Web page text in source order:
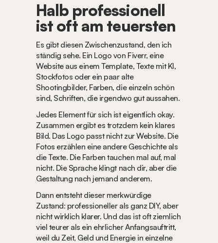
Halb professionell
ist oft am teuersten
Es gibt diesen Zwischenzustand, den ich
ständig sehe. Ein Logo von Fiverr, eine
Website aus einem Template, Texte mit KI,
Stockfotos oder ein paar alte
Shootingbilder, Farben, die einzeln schön
sind, Schriften, die irgendwo gut aussahen.
Jedes Element für sich ist eigentlich okay.
Zusammen ergibt es trotzdem kein klares
Bild. Das Logo passt nicht zur Website. Die
Fotos erzählen eine andere Geschichte als
die Texte. Die Farben tauchen mal auf, mal
nicht. Die Sprache klingt nach dir, aber die
Gestaltung nach jemand anderem.
Dann entsteht dieser merkwürdige
Zustand: professioneller als ganz DIY, aber
nicht wirklich klarer. Und das ist oft ziemlich
viel teurer als ein ehrlicher Anfangsauftritt,
weil du Zeit, Geld und Energie in einzelne